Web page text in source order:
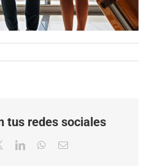
tus redes sociales
X LinkedInWhatsApp
Correo